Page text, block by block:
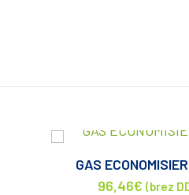
GAS
96,46€ (brez